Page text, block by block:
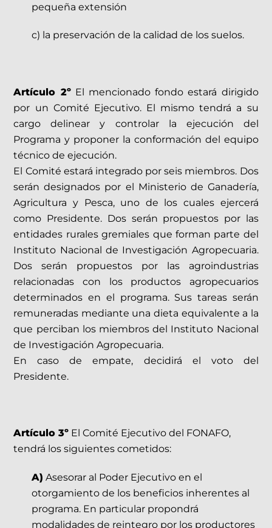
pequeña extensión
c) la preservación de la calidad de los suelos.
Artículo 2ºEl mencionado fondo estará dirigido
por un Comité Ejecutivo. El mismo tendrá a su
cargo delinear y controlar la ejecución del
Programa y proponer la conformación del equipo
técnico de ejecución.
El Comité estará integrado por seis miembros. Dos
serán designados por el Ministerio de Ganadería,
Agricultura y Pesca, uno de los cuales ejercerá
como Presidente. Dos serán propuestos por las
entidades rurales gremiales que forman parte del
Instituto Nacional de Investigación Agropecuaria.
Dos serán propuestos por las agroindustrias
relacionadas con los productos agropecuarios
determinados en el programa. Sus tareas serán
remuneradas mediante una dieta equivalente a la
que perciban los miembros del Instituto Nacional
de Investigación Agropecuaria.
En caso de empate, decidirá el voto del
Presidente.
Artículo 3º El Comité Ejecutivo del FONAFO,
tendrá los siguientes cometidos:
A) Asesorar al Poder Ejecutivo en el
otorgamiento de los beneficios inherentes al
programa. En particular propondrá
modalidades de reintegro por los productores